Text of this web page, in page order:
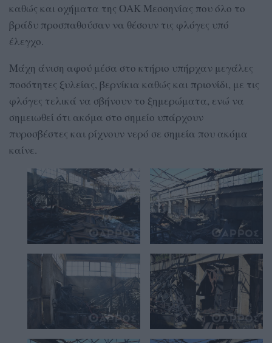
καθώς και οχήματα της ΟΑΚ Μεσσηνίας που όλο το
βράδυ προσπαθούσαν να θέσουν τις φλόγες υπό
έλεγχο.
Μάχη άνιση αφού μέσα στο κτήριο υπήρχαν μεγάλες
ποσότητες ξυλείας, βερνίκια καθώς και πριονίδι, με τις
φλόγες τελικά να σβήνουν το ξημερώματα, ενώ να
σημειωθεί ότι ακόμα στο σημείο υπάρχουν
πυροσβέστες και ρίχνουν νερό σε σημεία που ακόμα
καίνε.